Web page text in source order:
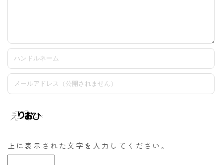
上に表示された文字を入力してください。